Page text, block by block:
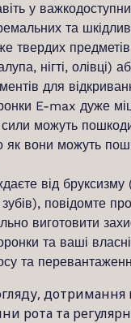
у
та
твердих
нігті, олівці)
для
E-max дуже
можуть
як вони можуть
від бруксизму
повідомте
виготовити
та ваші
та
рота та